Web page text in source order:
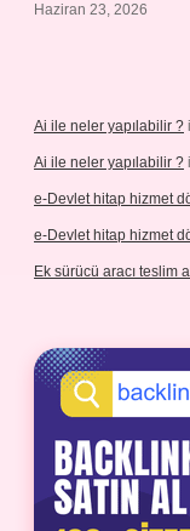
Haziran 23, 2026
Ai ile neler yapılabilir ?
Ai ile neler yapılabilir ?
e-Devlet hitap hizmet
e-Devlet hitap hizmet
Ek sürücü aracı teslim